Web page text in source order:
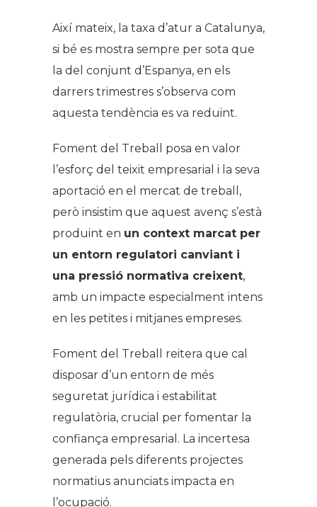
Així mateix, la taxa d’atur a Catalunya,
si bé es mostra sempre per sota que
la del conjunt d’Espanya, en els
darrers trimestres s’observa com
aquesta tendència es va reduint.
Foment del Treball posa en valor
l’esforç del teixit empresarial i la seva
aportació en el mercat de treball,
però insistim que aquest avenç s’està
produint en un context marcat per
un entorn regulatori canviant i
una pressió normativa creixent,
amb un impacte especialment intens
en les petites i mitjanes empreses.
Foment del Treball reitera que cal
disposar d’un entorn de més
seguretat jurídica i estabilitat
regulatòria, crucial per fomentar la
confiança empresarial. La incertesa
generada pels diferents projectes
normatius anunciats impacta en
l’ocupació.